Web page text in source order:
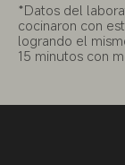
*Datos del
cocinaron con
logrando el
15 minutos con